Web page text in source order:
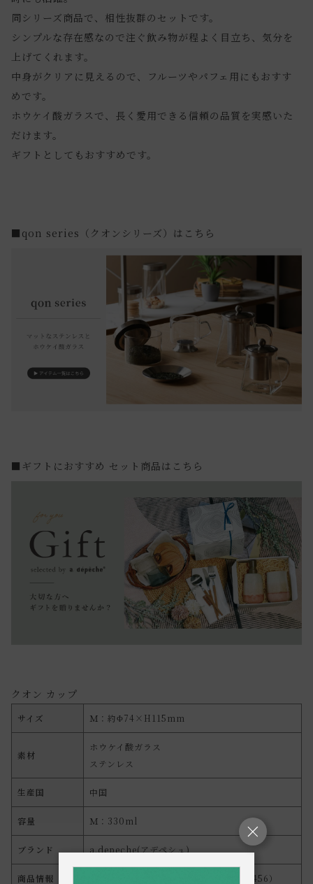
同シリーズ商品で、相性抜群のセットです。
シンプルな存在感なので注ぐ飲み物が程よく目立ち、気分を
上げてくれます。
中身がクリアに見えるので、フルーツやパフェ用にもおすす
めです。
ホウケイ酸ガラスで、長く愛用できる信頼の品質を実感いた
だけます。
ギフトとしてもおすすめです。
■qon series（クオンシリーズ）はこちら
■ギフトにおすすめ セット商品はこちら
クオン カップ
サイズ Ｍ：約Φ74×H115mm
素材
ホウケイ酸ガラス
ステンレス
生産国 中国
容量 Ｍ：330ml
ブランド a.depeche(アデペシュ)
商品情報 Ｍ：020-QON-CUP-M（4524475132456）